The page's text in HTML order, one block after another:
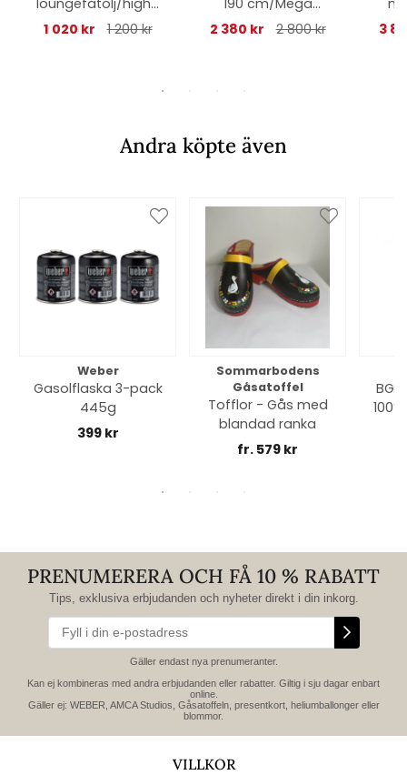
ack fåtölj - light
1 020 kr 1 200 kr
fåtölj/Moments -
2 380 kr 2 800 kr 3
Andra köpte även
Weber
Gasolflaska 3-pack
445g
399 kr
Sommarbodens
Gåsatoffel
Tofflor - Gås med
blandad ranka
fr. 579 kr
PRENUMERERA OCH FÅ 10 % RABATT
Tips, exklusiva erbjudanden och nyheter direkt i din inkorg.
Gäller endast nya prenumeranter.
Kan ej kombineras med andra erbjudanden eller rabatter. Giltig i sju dagar enbart
online.
Gäller ej: WEBER, AMCA Studios, Gåsatoffeln, presentkort, heliumballonger eller
blommor.
VILLKOR